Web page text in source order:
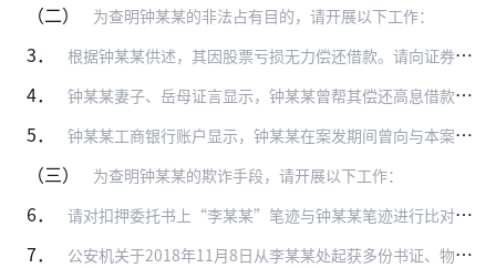
（二） 为查明钟某某的非法占有目的，请开展以下工作：
3． 根据钟某某供述，其因股票亏损无力偿还借款。请向证券公司某营业部调取钟某某2014年、2015年、2016年的股票账户变动状况（包括股票市值和账户资金），并按月列…
4． 钟某某妻子、岳母证言显示，钟某某曾帮其偿还高息借款，且银行转账记录显示，钟某某在案发期间曾与其妻子、岳母及相关公司存在大额钱款往来，请询问钟某某妻子、岳母并调取…
5． 钟某某工商银行账户显示，钟某某在案发期间曾向与本案无关的杨某某等人转款300余万元。请讯问钟某某、询问杨某某等人，查明该笔钱款的性质、原因等。
（三） 为查明钟某某的欺诈手段，请开展以下工作：
6． 请对扣押委托书上“李某某”笔迹与钟某某笔迹进行比对鉴定，查明钟某某的是否存在欺诈行为。
7． 公安机关于2018年11月8日从李某某处起获多份书证、物证（授权委托书、U盘等）并进行扣押，请将上述书证原件、物证照片附卷。